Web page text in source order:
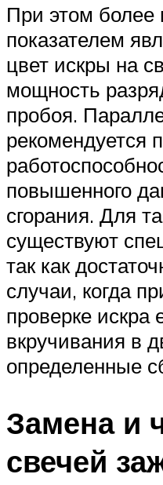
При этом
показателем
цвет искры на
мощность
пробоя.
рекомендуется
повышенного
сгорания. Для
существуют
так как
случаи, когда
проверке искра
вкручивания в
определенные
Замена и
свечей